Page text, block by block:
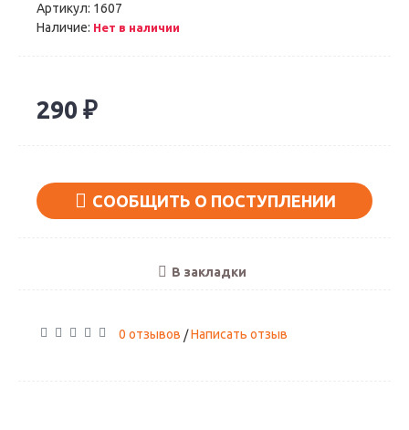
Артикул: 1607
Наличие: Нет в наличии
290 ₽
СООБЩИТЬ О ПОСТУПЛЕНИИ
В закладки
0 отзывов /Написать отзыв